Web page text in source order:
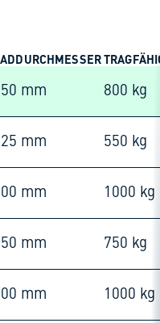
mm 800 kg
mm 550 kg
mm 1000 kg
mm 750 kg
mm 1000 kg